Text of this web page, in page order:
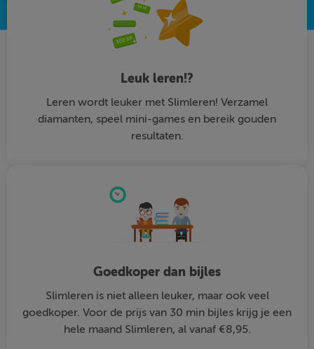
Leuk leren!?
Leren wordt leuker met Slimleren! Verzamel
diamanten, speel mini-games en bereik gouden
resultaten.
Goedkoper dan bijles
Slimleren is niet alleen leuker, maar ook veel
goedkoper. Voor de prijs van 30 min bijles krijg je een
hele maand Slimleren, al vanaf €8,95.